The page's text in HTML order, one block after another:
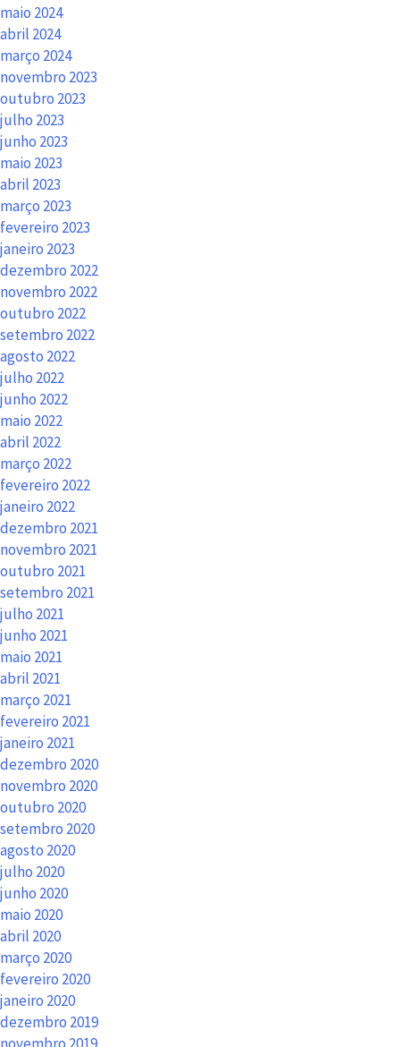
maio 2024
abril 2024
março 2024
novembro 2023
outubro 2023
julho 2023
junho 2023
maio 2023
abril 2023
março 2023
fevereiro 2023
janeiro 2023
dezembro 2022
novembro 2022
outubro 2022
setembro 2022
agosto 2022
julho 2022
junho 2022
maio 2022
abril 2022
março 2022
fevereiro 2022
janeiro 2022
dezembro 2021
novembro 2021
outubro 2021
setembro 2021
julho 2021
junho 2021
maio 2021
abril 2021
março 2021
fevereiro 2021
janeiro 2021
dezembro 2020
novembro 2020
outubro 2020
setembro 2020
agosto 2020
julho 2020
junho 2020
maio 2020
abril 2020
março 2020
fevereiro 2020
janeiro 2020
dezembro 2019